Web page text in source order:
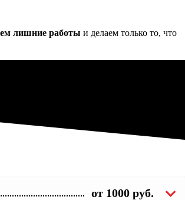
лишние работы и делаем только то, что
от 1000 руб.